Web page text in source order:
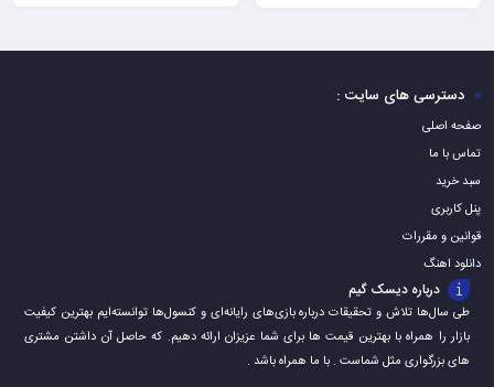
دسترسی های سایت :
صفحه اصلی
تماس با ما
سبد خرید
پنل کاربری
قوانین و مقررات
دانلود اهنگ
درباره دیسک گیم
طی سال‌ها تلاش و تحقیقات درباره بازی‌های رایانه‌ای و کنسول‌ها توانسته‌ایم بهترین کیفیت
بازار را همراه با بهترین قیمت ها برای شما عزیزان ارائه دهیم. که حاصل آن داشتن مشتری
های بزرگواری مثل شماست . با ما همراه باشد .